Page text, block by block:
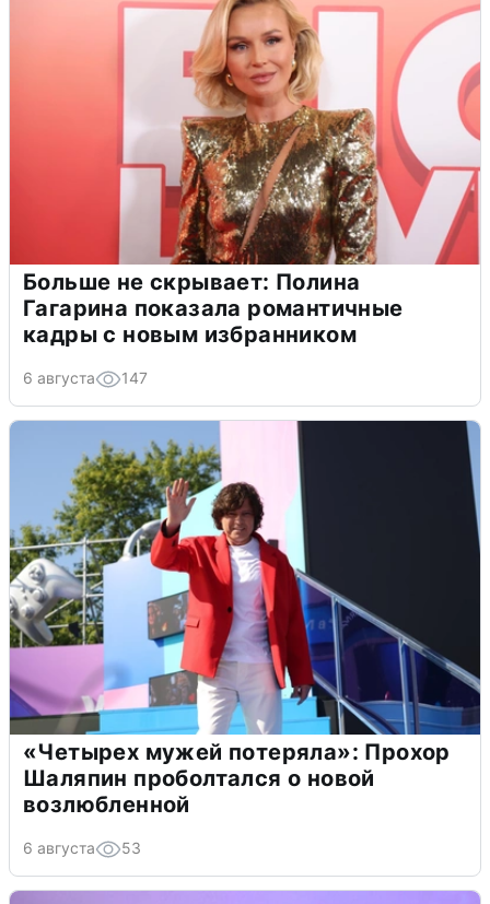
Больше не скрывает: Полина
Гагарина показала романтичные
кадры с новым избранником
6 августа 147
«Четырех мужей потеряла»: Прохор
Шаляпин проболтался о новой
возлюбленной
6 августа 53